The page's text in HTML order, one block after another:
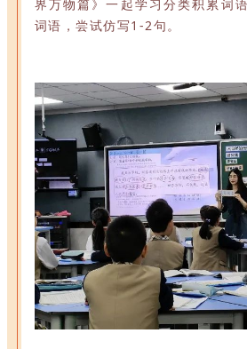
界万物篇》一起学习分类积累词
词语，尝试仿写1-2句。